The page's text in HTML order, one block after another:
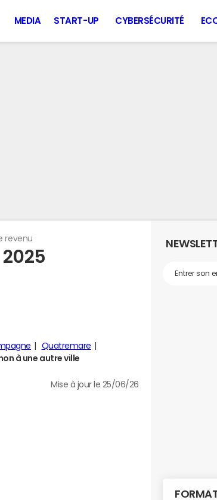
MEDIA START-UP CYBERSÉCURITÉ
revenu
Quatremare
à une autre ville
Mise à jour le 25/06/26